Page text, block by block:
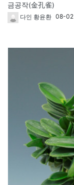
금공작(金孔雀)
다인 황윤환 08-02